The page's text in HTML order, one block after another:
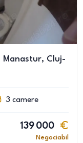
Manastur, Cluj-
3 camere
139 000
Negociabil